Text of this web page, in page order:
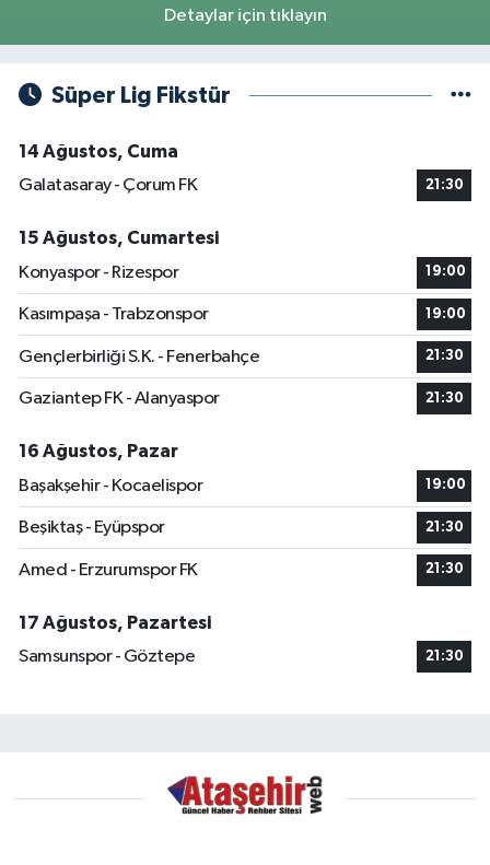
Detaylar için tıklayın
Süper Lig Fikstür
14 Ağustos, Cuma
Galatasaray - Çorum FK
21:30
15 Ağustos, Cumartesi
Konyaspor - Rizespor
19:00
Kasımpaşa - Trabzonspor 19:00
Gençlerbirliği S.K. - Fenerbahçe 21:30
Gaziantep FK - Alanyaspor 21:30
16 Ağustos, Pazar
Başakşehir - Kocaelispor
19:00
Beşiktaş - Eyüpspor 21:30
Amed - Erzurumspor FK 21:30
17 Ağustos, Pazartesi
Samsunspor - Göztepe
21:30